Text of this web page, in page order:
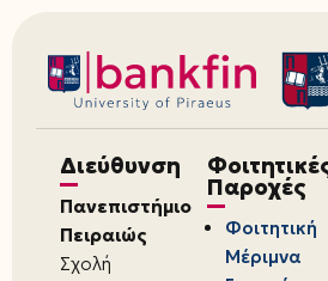
Διεύθυνση
Πανεπιστήμιο
Πειραιώς
Σχολή
Παροχές
Φοιτητική
Μέριμνα